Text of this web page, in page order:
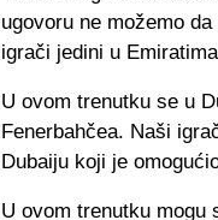
ugovoru ne možemo
igrači jedini u
U ovom trenutku se u
Fenerbahčea. Naši
Dubaiju koji je
U ovom trenutku mogu